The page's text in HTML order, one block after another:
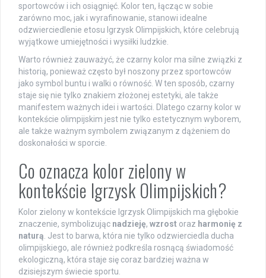
sportowców i ich osiągnięć. Kolor ten, łącząc w sobie
zarówno moc, jak i wyrafinowanie, stanowi idealne
odzwierciedlenie etosu Igrzysk Olimpijskich, które celebrują
wyjątkowe umiejętności i wysiłki ludzkie.
Warto również zauważyć, że czarny kolor ma silne związki z
historią, ponieważ często był noszony przez sportowców
jako symbol buntu i walki o równość. W ten sposób, czarny
staje się nie tylko znakiem złożonej estetyki, ale także
manifestem ważnych idei i wartości. Dlatego czarny kolor w
kontekście olimpijskim jest nie tylko estetycznym wyborem,
ale także ważnym symbolem związanym z dążeniem do
doskonałości w sporcie.
Co oznacza kolor zielony w
kontekście Igrzysk Olimpijskich?
Kolor zielony w kontekście Igrzysk Olimpijskich ma głębokie
znaczenie, symbolizując nadzieję, wzrost oraz harmonię z
naturą . Jest to barwa, która nie tylko odzwierciedla ducha
olimpijskiego, ale również podkreśla rosnącą świadomość
ekologiczną, która staje się coraz bardziej ważna w
dzisiejszym świecie sportu.